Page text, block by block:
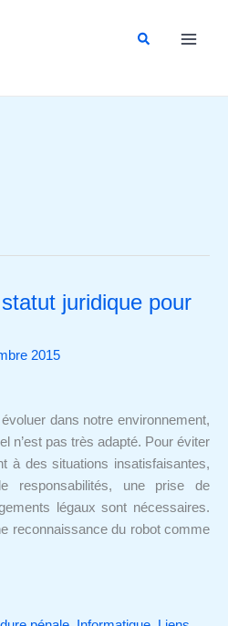
Rechercher
juridique pour
2015
dans notre environnement,
n’est pas très adapté. Pour éviter
à des situations insatisfaisantes,
responsabilités, une prise de
légaux sont nécessaires.
reconnaissance du robot comme